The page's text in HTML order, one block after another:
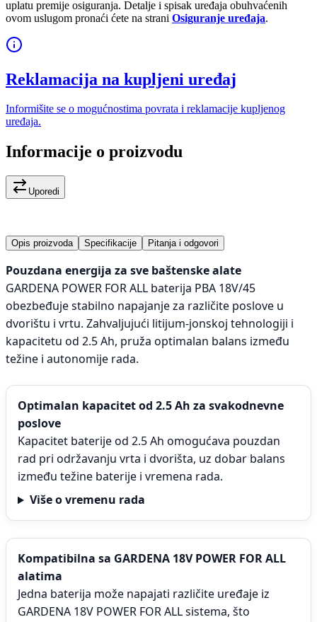
uplatu premije osiguranja. Detalje i spisak uređaja obuhvaćenih
ovom uslugom pronaći ćete na strani Osiguranje uređaja.
Reklamacija na kupljeni uređaj
Informišite se o mogućnostima povrata i reklamacije kupljenog
uređaja.
Informacije o proizvodu
Uporedi
Opis proizvoda Specifikacije Pitanja i odgovori
Pouzdana energija za sve baštenske alate
GARDENA POWER FOR ALL baterija PBA 18V/45
obezbeđuje stabilno napajanje za različite poslove u
dvorištu i vrtu. Zahvaljujući litijum-jonskoj tehnologiji i
kapacitetu od 2.5 Ah, pruža optimalan balans između
težine i autonomije rada.
Optimalan kapacitet od 2.5 Ah za svakodnevne
poslove
Kapacitet baterije od 2.5 Ah omogućava pouzdan
rad pri održavanju vrta i dvorišta, uz dobar balans
između težine baterije i vremena rada.
Više o vremenu rada
Kompatibilna sa GARDENA 18V POWER FOR ALL
alatima
Jedna baterija može napajati različite uređaje iz
GARDENA 18V POWER FOR ALL sistema, što